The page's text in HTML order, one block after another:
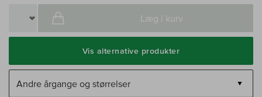
Læg i kurv
Vis alternative produkter